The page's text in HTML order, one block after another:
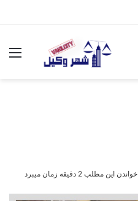
خواندن این مطلب 2 دقیقه زمان میبرد